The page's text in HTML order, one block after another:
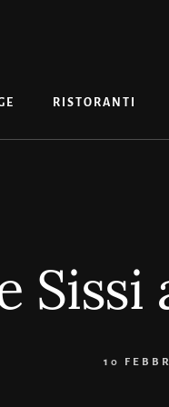
RISTORANTI
Sissi
10